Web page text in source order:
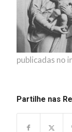
publicadas no
Partilhe nas